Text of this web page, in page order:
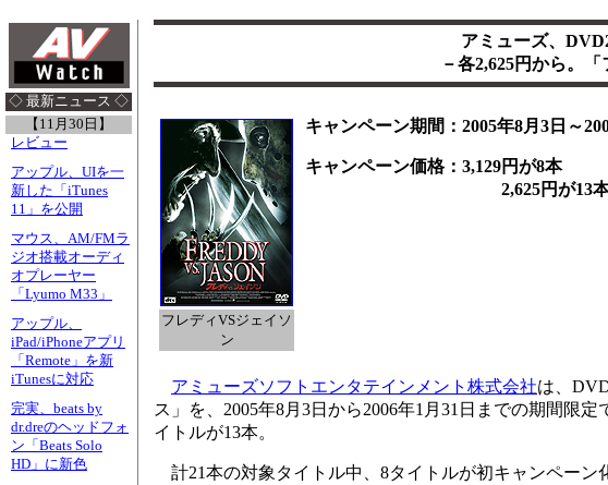
◇ 最新ニュース ◇
【11月30日】
レビュー
アップル、UIを一
新した「iTunes
11」を公開
マウス、AM/FMラ
ジオ搭載オーディ
オプレーヤー
「Lyumo M33」
アップル、
iPad/iPhoneアプリ
「Remote」を新
iTunesに対応
完実、beats by
dr.dreのヘッドフォ
ン「Beats Solo
HD」に新色
アミューズ、
－各2,625円から。
フレディVSジェイソ
ン
キャンペーン期間：2005年8月3日～
キャンペーン価格：3,129円が8本
2,625円が13
アミューズソフトエンタテインメント株式会社は、
ス」を、2005年8月3日から2006年1月31日までの期間限
イトルが13本。
計21本の対象タイトル中、8タイトルが初キャンペーン